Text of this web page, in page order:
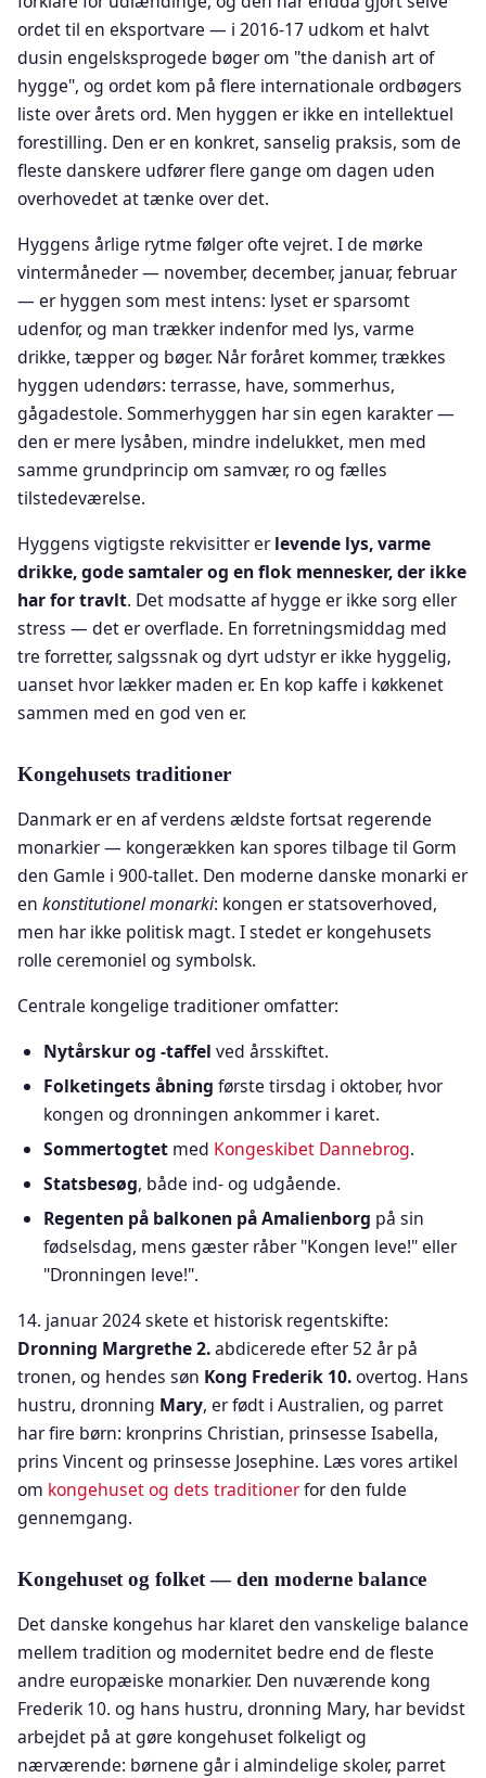
ordet til en eksportvare — i 2016-17 udkom et halvt
dusin engelsksprogede bøger om "the danish art of
hygge", og ordet kom på flere internationale ordbøgers
liste over årets ord. Men hyggen er ikke en intellektuel
forestilling. Den er en konkret, sanselig praksis, som de
fleste danskere udfører flere gange om dagen uden
overhovedet at tænke over det.
Hyggens årlige rytme følger ofte vejret. I de mørke
vintermåneder — november, december, januar, februar
— er hyggen som mest intens: lyset er sparsomt
udenfor, og man trækker indenfor med lys, varme
drikke, tæpper og bøger. Når foråret kommer, trækkes
hyggen udendørs: terrasse, have, sommerhus,
gågadestole. Sommerhyggen har sin egen karakter —
den er mere lysåben, mindre indelukket, men med
samme grundprincip om samvær, ro og fælles
tilstedeværelse.
Hyggens vigtigste rekvisitter erlevende lys, varme
drikke, gode samtaler og en flok mennesker, der ikke
har for travlt. Det modsatte af hygge er ikke sorg eller
stress — det er overflade. En forretningsmiddag med
tre forretter, salgssnak og dyrt udstyr er ikke hyggelig,
uanset hvor lækker maden er. En kop kaffe i køkkenet
sammen med en god ven er.
Kongehusets traditioner
Danmark er en af verdens ældste fortsat regerende
monarkier — kongerækken kan spores tilbage til Gorm
den Gamle i 900-tallet. Den moderne danske monarki er
en konstitutionel monarki: kongen er statsoverhoved,
men har ikke politisk magt. I stedet er kongehusets
rolle ceremoniel og symbolsk.
Centrale kongelige traditioner omfatter:
Nytårskur og -taffel ved årsskiftet.
Folketingets åbning første tirsdag i oktober, hvor
kongen og dronningen ankommer i karet.
Sommertogtet med Kongeskibet Dannebrog.
Statsbesøg, både ind- og udgående.
Regenten på balkonen på Amalienborg på sin
fødselsdag, mens gæster råber "Kongen leve!" eller
"Dronningen leve!".
14. januar 2024 skete et historisk regentskifte:
Dronning Margrethe 2.abdicerede efter 52 år på
tronen, og hendes søn Kong Frederik 10.overtog. Hans
hustru, dronning Mary, er født i Australien, og parret
har fire børn: kronprins Christian, prinsesse Isabella,
prins Vincent og prinsesse Josephine. Læs vores artikel
om kongehuset og dets traditionerfor den fulde
gennemgang.
Kongehuset og folket — den moderne balance
Det danske kongehus har klaret den vanskelige balance
mellem tradition og modernitet bedre end de fleste
andre europæiske monarkier. Den nuværende kong
Frederik 10. og hans hustru, dronning Mary, har bevidst
arbejdet på at gøre kongehuset folkeligt og
nærværende: børnene går i almindelige skoler, parret